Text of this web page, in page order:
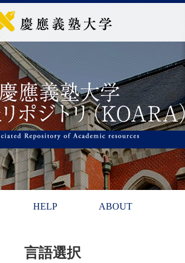
HELP ABOUT
言語選択